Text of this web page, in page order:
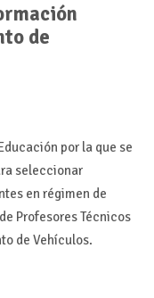
de
por la que se
seleccionar
en régimen de
Profesores Técnicos
de Vehículos.